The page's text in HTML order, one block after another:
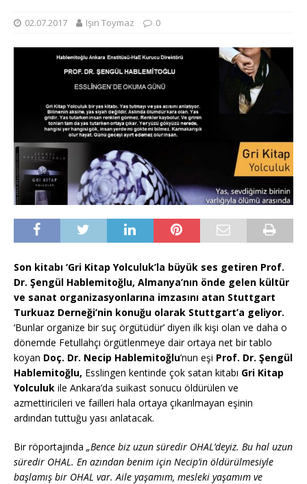
02.07.2017 Işın Toymaz 0
Son kitabı ‘Gri Kitap Yolculuk’la büyük ses getiren Prof.
Dr. Şengül Hablemitoğlu, Almanya’nın önde gelen kültür
ve sanat organizasyonlarına imzasını atan Stuttgart
Turkuaz Derneği’nin konuğu olarak Stuttgart’a geliyor.
‘Bunlar organize bir suç örgütüdür’ diyen ilk kişi olan ve daha o
dönemde Fetullahçı örgütlenmeye dair ortaya net bir tablo
koyan Doç. Dr. Necip Hablemitoğlu’nun eşi Prof. Dr. Şengül
Hablemitoğlu, Esslingen kentinde çok satan kitabı Gri Kitap
Yolculuk ile Ankara’da suikast sonucu öldürülen ve
azmettiricileri ve failleri hala ortaya çıkarılmayan eşinin
ardından tuttuğu yası anlatacak.
Bir röportajında „Bence biz uzun süredir OHAL’deyiz. Bu hal uzun
süredir OHAL. En azından benim için Necip’in öldürülmesiyle
başlamış bir OHAL var. Aile yaşamım, mesleki yaşamım ve